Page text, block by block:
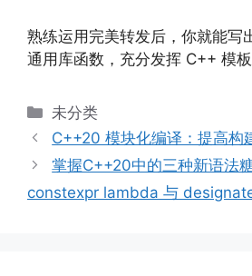
熟练运用完美转发后，你就能写
通用库函数，充分发挥 C++ 模板
分
类
未分类
C++20 模块化编译：提高构
掌握C++20中的三种新语法
constexpr lambda 与